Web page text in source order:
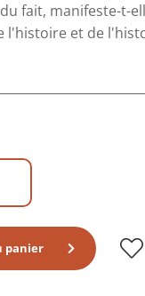
fait, manifeste-t-
l'histoire et de
panier